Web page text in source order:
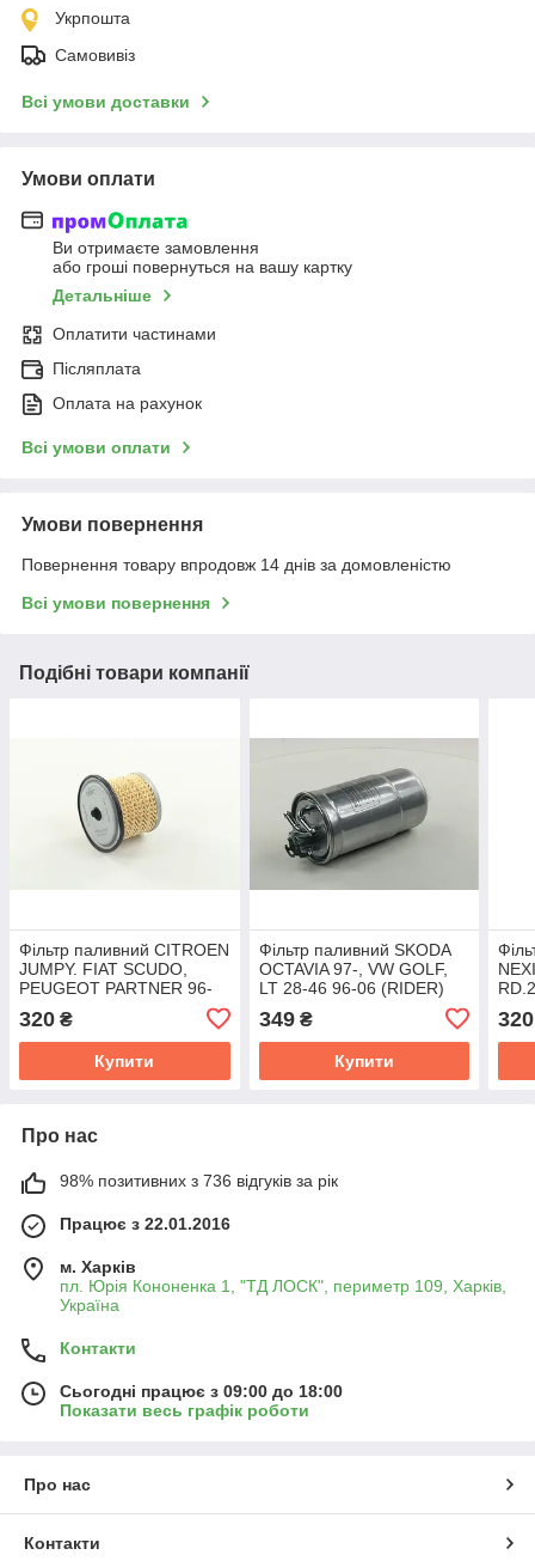
Укрпошта
Самовивіз
Всі умови доставки
Умови оплати
Ви отримаєте замовлення
або гроші повернуться на вашу картку
Детальніше
Оплатити частинами
Післяплата
Оплата на рахунок
Всі умови оплати
Умови повернення
Повернення товару впродовж 14 днів за домовленістю
Всі умови повернення
Подібні товари компанії
Фільтр паливний CITROEN
JUMPY. FIAT SCUDO,
PEUGEOT PARTNER 96-
RD.2049WF8021
320 ₴
Купити
Фільтр паливний SKODA
OCTAVIA 97-, VW GOLF,
LT 28-46 96-06 (RIDER)
349₴
Купити
320
Про нас
98% позитивних з 736 відгуків за рік
Працює з 22.01.2016
м. Харків
пл. Юрія Кононенка 1, "ТД ЛОСК", периметр 109, Харків,
Україна
Контакти
Сьогодні працює з 09:00 до 18:00
Показати весь графік роботи
Про нас
Контакти